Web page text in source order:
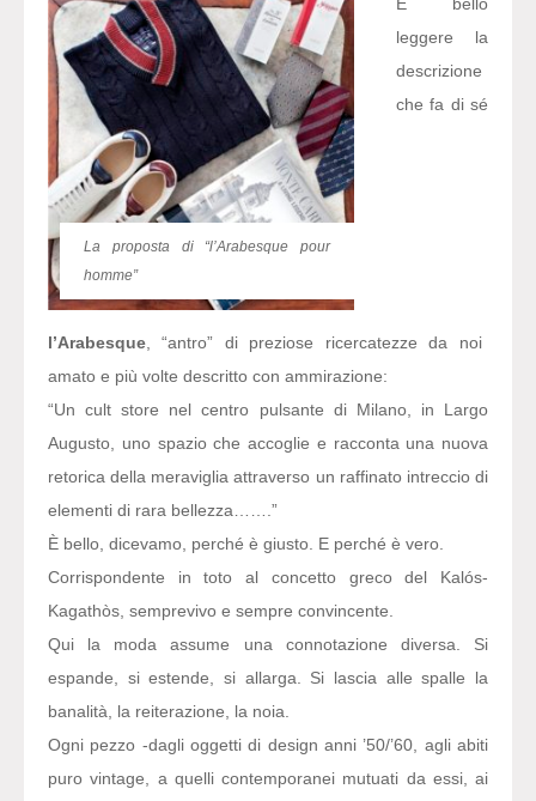
La proposta di “l’Arabesque pour
homme”
leggere la
descrizione
che fa di sé
l’Arabesque , “antro” di preziose ricercatezze da noi
amato e più volte descritto con ammirazione:
“Un cult store nel centro pulsante di Milano, in Largo
Augusto, uno spazio che accoglie e racconta una nuova
retorica della meraviglia attraverso un raffinato intreccio di
elementi di rara bellezza…….”
È bello, dicevamo, perché è giusto. E perché è vero.
Corrispondente in toto al concetto greco del Kalós-
Kagathòs, semprevivo e sempre convincente.
Qui la moda assume una connotazione diversa. Si
espande, si estende, si allarga. Si lascia alle spalle la
banalità, la reiterazione, la noia.
Ogni pezzo -dagli oggetti di design anni ’50/’60, agli abiti
puro vintage, a quelli contemporanei mutuati da essi, ai